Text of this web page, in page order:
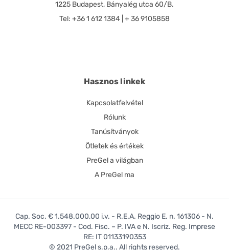
1225 Budapest, Bányalég utca 60/B.
Tel: +36 1 612 1384 | + 36 9105858
Hasznos linkek
Kapcsolatfelvétel
Rólunk
Tanúsítványok
Ötletek és értékek
PreGel a világban
A PreGel ma
Cap. Soc. € 1.548.000,00 i.v. - R.E.A. Reggio E. n. 161306 - N.
MECC RE-003397 - Cod. Fisc. – P. IVA e N. Iscriz. Reg. Imprese
RE: IT 01133190353
© 2021 PreGel s.p.a.. All rights reserved.